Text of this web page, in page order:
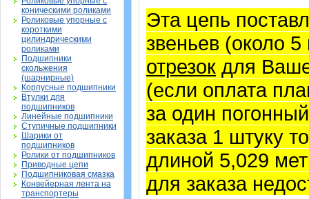
коническими роликами
Роликовые упорные с
короткими
цилиндрическими
роликами
Подшипники
скольжения
(шарнирные)
Корпусные подшипники
Втулки для
подшипников
Линейные подшипники
Ступичные подшипники
Шарики от
подшипников
Ролики от подшипников
Приводные цепи
Подшипниковая смазка
Конвейерная лента на
транспортеры
Эта цепь
звеньев (около
отрезок для
(если оплата
за один
заказа 1 штуку
длиной 5,029
для заказа